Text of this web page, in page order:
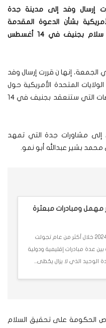
إرسال وفد إلى مدينة جدة
بشأن الدعوة المقدمة
للأطراف السودانية لحضور مفاوضات سلام بجنيف في 14 أغسطس
إنها ن قررت إرسال وفد
المتحدة الأمريكية حول
الدعوة المقدمة منها لحضور المفاوضات التي ستنعقد بجنيف في 14
إلى مشاورات جدة التي تمهد
محمد بشير عبدالله أبو نمو.
مهمل ومبادرات مبعثرة
عاين- 20 يوليو 2024 خلال أكثر من عام تجولت
بين عدة مبادرات إقليمية ودولية
الوحيد الذي لا يزال يحُظى...
حرص الحكومة على تحقيق السلام